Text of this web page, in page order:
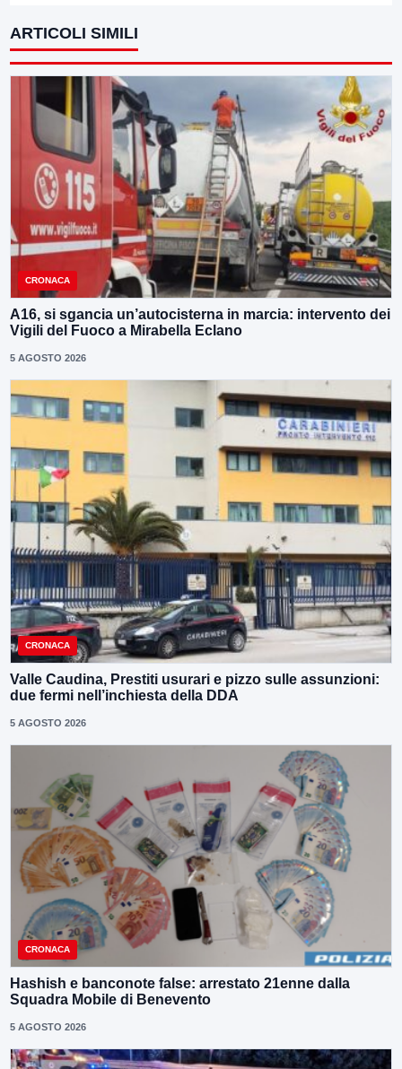
ARTICOLI SIMILI
CRONACA
A16, si sgancia un’autocisterna in marcia: intervento dei
Vigili del Fuoco a Mirabella Eclano
5 AGOSTO 2026
CRONACA
Valle Caudina, Prestiti usurari e pizzo sulle assunzioni:
due fermi nell’inchiesta della DDA
5 AGOSTO 2026
CRONACA
Hashish e banconote false: arrestato 21enne dalla
Squadra Mobile di Benevento
5 AGOSTO 2026